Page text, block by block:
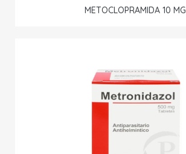
METOCLOPRAMIDA 10 MG